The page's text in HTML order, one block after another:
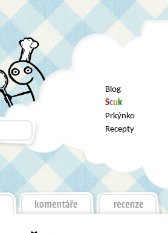
Blog
Scuk
Prkýnko
Recepty